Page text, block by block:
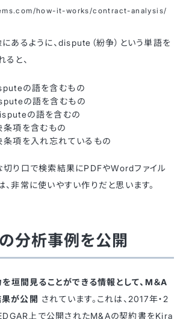
how-it-works/contract-analysis/
にあるように、dispute（紛争）という単語を
と、
の語を含むもの
の語を含むもの
の語を含むの
項を含むもの
項を入れ忘れているもの
切り口で検索結果にPDFやWordファイル
、非常に使いやすい作りだと思います。
分析事例を公開
垣間見ることができる情報として、M＆A
が公開 されています。これは、2017年・2
上で公開されたM&Aの契約書をKira